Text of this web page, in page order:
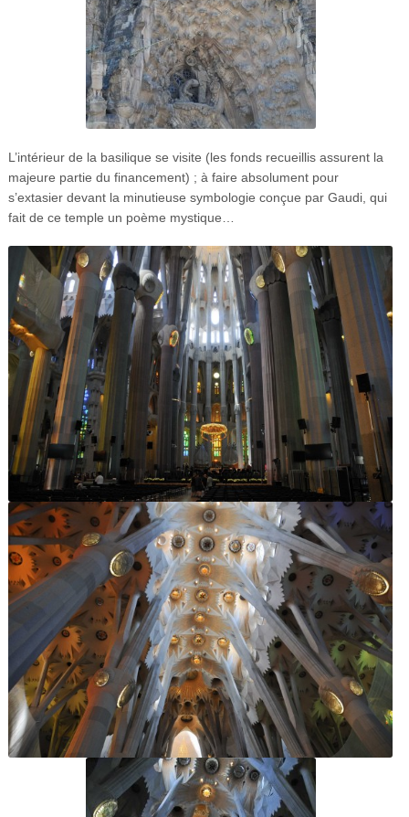
L’intérieur de la basilique se visite (les fonds recueillis assurent la
majeure partie du financement) ; à faire absolument pour
s’extasier devant la minutieuse symbologie conçue par Gaudi, qui
fait de ce temple un poème mystique…